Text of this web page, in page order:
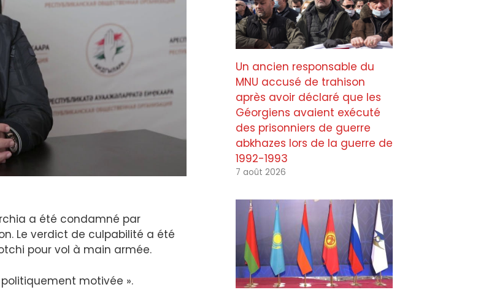
a été condamné par
Le verdict de culpabilité a été
pour vol à main armée.
motivée ».
Un ancien responsable du
MNU accusé de trahison
après avoir déclaré que les
Géorgiens avaient exécuté
des prisonniers de guerre
abkhazes lors de la guerre de
1992-1993
7 août 2026